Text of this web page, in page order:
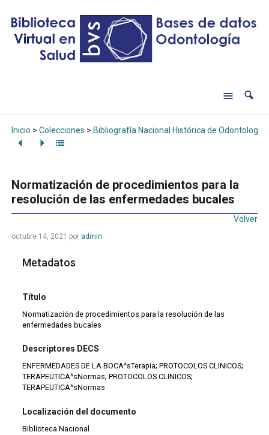
Inicio > Colecciones > Bibliografía Nacional Histórica de Odontología
Normatización de procedimientos para la
resolución de las enfermedades bucales
Volver
octubre 14, 2021 por admin
Metadatos
Título
Normatización de procedimientos para la resolución de las
enfermedades bucales
Descriptores DECS
ENFERMEDADES DE LA BOCA^sTerapia; PROTOCOLOS CLINICOS;
TERAPEUTICA^sNormas; PROTOCOLOS CLINICOS;
TERAPEUTICA^sNormas
Localización del documento
Biblioteca Nacional